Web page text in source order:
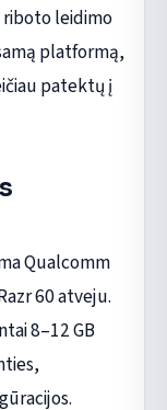
riboto leidimo
platformą,
patektų į
Qualcomm
60 atveju.
8–12 GB